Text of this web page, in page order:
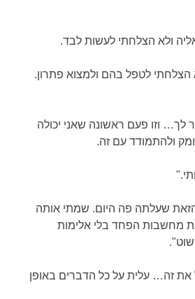
ולא הצלחתי לעשות לבד.
הצלחתי לטפל בהם ולמצוא פתרון.
וזו פעם ראשונה שאני יכולה
ולהתמודד עם זה.
שעלתה פה היום. שמתי אותה
את מחשבות הפחד בלי אלימות
את זה… עלית על כל הדברים באופן